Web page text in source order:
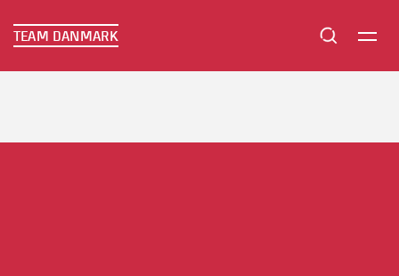
TEAM DANMARK
TEAM DANMARK